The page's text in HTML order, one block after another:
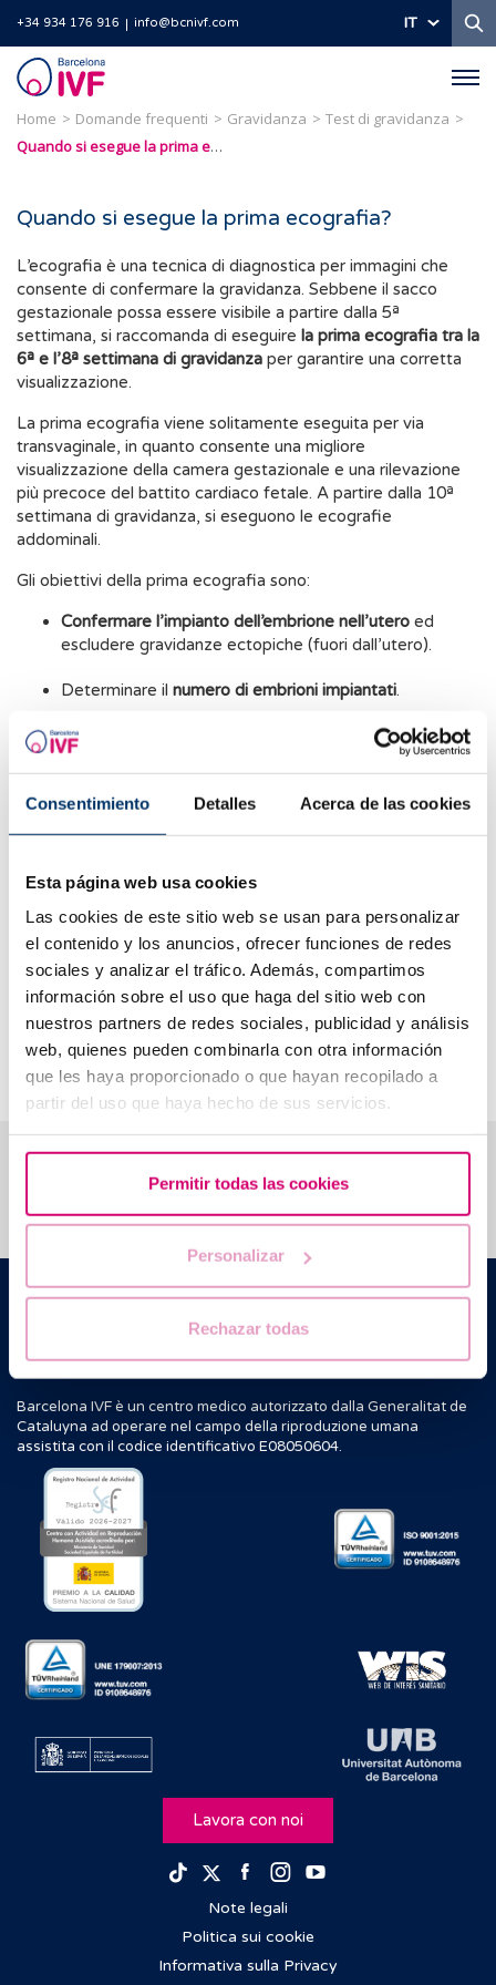
Consentimiento Detalles Acerca de las cookies
Esta página web usa cookies
Las cookies de este sitio web se usan para personalizar
el contenido y los anuncios, ofrecer funciones de redes
sociales y analizar el tráfico. Además, compartimos
información sobre el uso que haga del sitio web con
nuestros partners de redes sociales, publicidad y análisis
web, quienes pueden combinarla con otra información
que les haya proporcionado o que hayan recopilado a
partir del uso que haya hecho de sus servicios.
Permitir todas las cookies
Personalizar
Rechazar todas
+34 934 176 916 info@bcnivf.com IT
Barcelona
IVF
Home Domande frequenti Gravidanza
Test di gravidanza
Quando si esegue la prima ecografia?
Quando si esegue la prima ecografia?
L’ecografia è una tecnica di diagnostica per immagini che
consente di confermare la gravidanza. Sebbene il sacco
gestazionale possa essere visibile a partire dalla 5ª
settimana, si raccomanda di eseguire la prima ecografia tra la
6ª e l’8ª settimana di gravidanza per garantire una corretta
visualizzazione.
La prima ecografia viene solitamente eseguita per via
transvaginale, in quanto consente una migliore
visualizzazione della camera gestazionale e una rilevazione
più precoce del battito cardiaco fetale. A partire dalla 10ª
settimana di gravidanza, si eseguono le ecografie
addominali.
Gli obiettivi della prima ecografia sono:
Confermare l’impianto dell’embrione nell’utero ed
escludere gravidanze ectopiche (fuori dall’utero).
Determinare il numero di embrioni impiantati.
Rilevare il battito cardiaco.
Se la prima ecografia viene
eseguita alla 6ª settimana, il battito dell’embrione
indica necessariamente un problema. Quando l’età
gestazionale aumenta (8ª e 9ª settimana), il battito è
Stimare l’età gestazionale.
(CRL) dell’embrione è una misura utile a per stimare
l’età gestazionale. Questo parametro è
particolarmente utile nelle donne con cicli irregolari.
Le dimensioni e la forma della camera gestazionale
aiutano a identificareeventuali anomalie precoci
dell’embrione.
Ti aiutiamo a risolvere i tuoi dubbi
Barcelona IVF
C./ Escoles Pies, 103. 08017 - Barcellona (Spagna)
+34 934 176 916
| info@bcnivf.com
Barcelona IVF è un centro medico autorizzato dalla Generalitat de
Cataluyna ad operare nel campo della riproduzione umana
assistita con il codice identificativo E08050604.
Lavora con noi
TikTokTwitterFacebook
Instagram
Note legali
Politica sui cookie
Informativa sulla Privacy